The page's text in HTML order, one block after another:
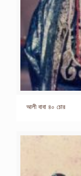
আলী বাবা ৪০ চোর